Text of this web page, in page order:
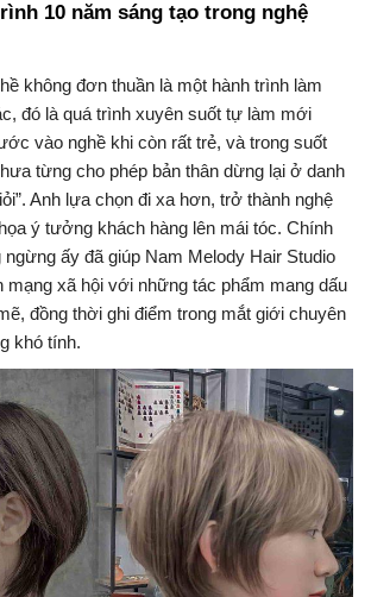
10 năm sáng tạo trong nghệ
không đơn thuần là một hành trình làm
đó là quá trình xuyên suốt tự làm mới
vào nghề khi còn rất trẻ, và trong suốt
từng cho phép bản thân dừng lại ở danh
Anh lựa chọn đi xa hơn, trở thành nghệ
ý tưởng khách hàng lên mái tóc. Chính
ấy đã giúp Nam Melody Hair Studio
mạng xã hội với những tác phẩm mang dấu
đồng thời ghi điểm trong mắt giới chuyên
khó tính.